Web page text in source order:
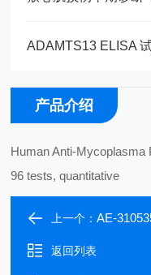
ADAMTS13 ELISA
产品介绍
Human Anti-Mycoplasma
96 tests, quantitative
上一个：AE-310535-1Human
返回列表